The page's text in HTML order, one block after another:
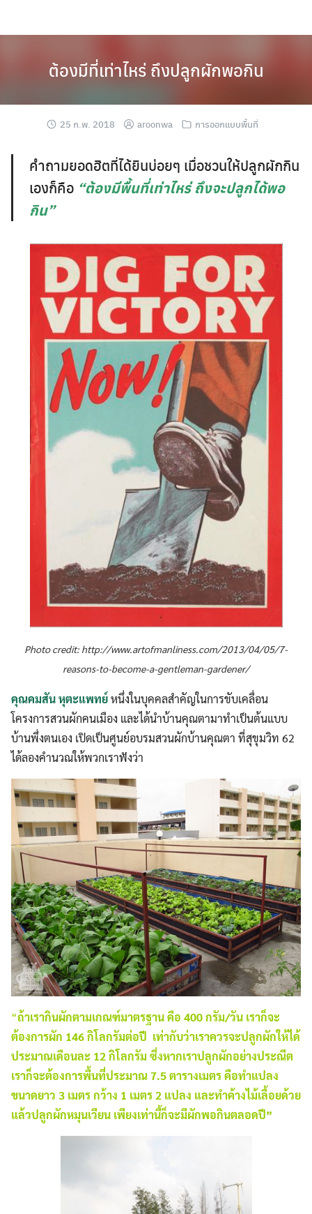
ต้องมีที่เท่าไหร่ ถึงปลูกผักพอกิน
25 ก.พ. 2018 aroonwa การออกแบบพื้นที่
คำถามยอดฮิตที่ได้ยินบ่อยๆ เมื่อชวนให้ปลูกผักกิน
เองก็คือ “ต้องมีพื้นที่เท่าไหร่ ถึงจะปลูกได้พอ
กิน”
Photo credit: http://www.artofmanliness.com/2013/04/05/7-
reasons-to-become-a-gentleman-gardener/
คุณคมสัน หุตะแพทย์หนึ่งในบุคคลสำคัญในการขับเคลื่อน
โครงการสวนผักคนเมือง และได้นำบ้านคุณตามาทำเป็นต้นแบบ
บ้านพึ่งตนเอง เปิดเป็นศูนย์อบรมสวนผักบ้านคุณตา ที่สุขุมวิท 62
ได้ลองคำนวณให้พวกเราฟังว่า
“ถ้าเรากินผักตามเกณฑ์มาตรฐาน คือ 400 กรัม/วัน เราก็จะ
ต้องการผัก 146 กิโลกรัมต่อปี เท่ากับว่าเราควรจะปลูกผักให้ได้
ประมาณเดือนละ 12 กิโลกรัม ซึ่งหากเราปลูกผักอย่างประณีต
เราก็จะต้องการพื้นที่ประมาณ 7.5 ตารางเมตร คือทำแปลง
ขนาดยาว 3 เมตร กว้าง 1 เมตร 2 แปลง และทำค้างไม้เลื้อยด้วย
แล้วปลูกผักหมุนเวียน เพียงเท่านี้ก็จะมีผักพอกินตลอดปี”